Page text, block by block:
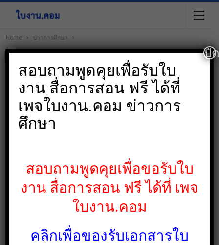
Home ข่าวการศึกษา
สอบถามพูดคุยเพื่อรับใบ
งาน สื่อการสอน ฟรี ได้ที่
เพจใบงาน.คอม ข่าวการ
ศึกษา
สอบถามพูดคุยเพื่อขอรับใบ
งาน สื่อการสอน ฟรี ได้ที่ เพจ
ใบงาน.คอม
คลิกเพื่อของรับเอกสารใบ
ปิด